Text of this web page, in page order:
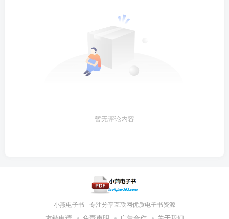
暂无评论内容
小燕电子书 - 专注分享互联网优质电子书资源